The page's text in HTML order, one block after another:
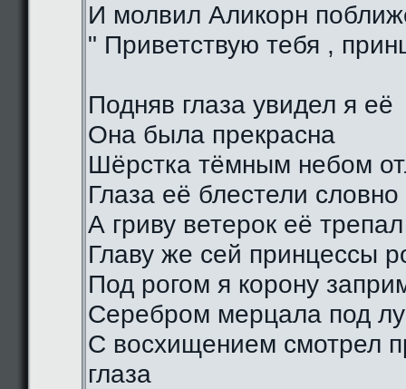
И молвил Аликорн
" Приветствую тебя ,
Подняв глаза увидел я её
Она была прекрасна
Шёрстка тёмным небом
Глаза её блестели
А гриву ветерок её трепал
Главу же сей принцессы
Под рогом я корону
Серебром мерцала под
С восхищением смотрел
глаза